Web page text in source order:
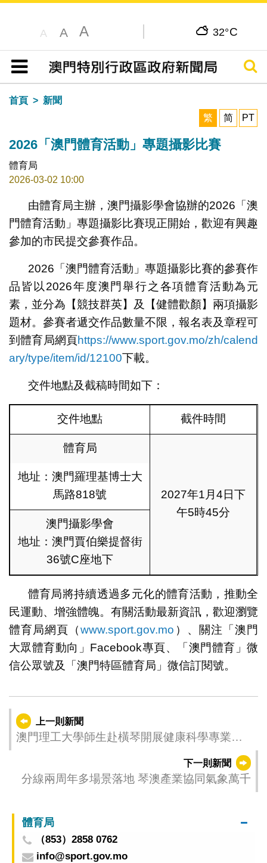
A A A 32°C
目錄
搜尋
首頁
新聞
繁
简 PT
2026「澳門體育活動」專題攝影比賽
體育局
2026-03-02 10:00
由體育局主辦，澳門攝影學會協辦的2026「澳
門體育活動」專題攝影比賽現正開始，歡迎有興趣
參加的市民提交參賽作品。
2026「澳門體育活動」專題攝影比賽的參賽作
品皆以2026年度澳門舉行之各項體育活動為元
素，並分為【競技群英】及【健體歡顏】兩項攝影
題材。參賽者遞交作品數量不限，報名表及章程可
到體育局網頁https://www.sport.gov.mo/zh/calend
ary/type/item/id/12100下載。
交件地點及截稿時間如下：
交件地點 截件時間
體育局
2027年1月4日下
午5時45分
地址：澳門羅理基博士大
馬路818號
澳門攝影學會
地址：澳門賈伯樂提督街
36號C座地下
體育局將持續透過多元化的體育活動，推動全
民運動、增強體魄。有關活動最新資訊，歡迎瀏覽
體育局網頁（www.sport.gov.mo ）、關注「澳門
大眾體育動向」Facebook專頁、「澳門體育」微
信公眾號及「澳門特區體育局」微信訂閱號。
上一則新聞
澳門理工大學師生赴橫琴開展健康科學專業參
下一則新聞
分線兩周年多場景落地 琴澳產業協同氣象萬千
體育局
（853）2858 0762
info@sport.gov.mo